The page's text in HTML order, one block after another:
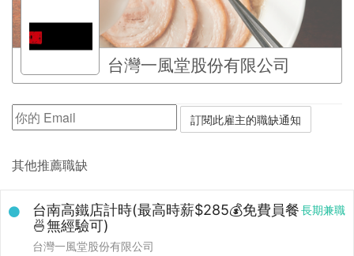
台灣一風堂股份有限公司
其他推薦職缺
長期兼職
台南高鐵店計時(最高時薪$285💰免費員餐
🍜無經驗可)
台灣一風堂股份有限公司